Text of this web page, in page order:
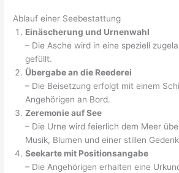
Ablauf einer Seebestattung
Einäscherung und Urnenwahl
– Die Asche wird in eine speziell
gefüllt.
Übergabe an die Reederei
– Die Beisetzung erfolgt mit einem
Angehörigen an Bord.
Zeremonie auf See
– Die Urne wird feierlich dem Meer
Musik, Blumen und einer stillen
Seekarte mit Positionsangabe
– Die Angehörigen erhalten eine